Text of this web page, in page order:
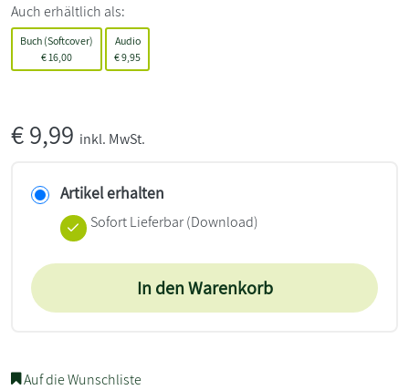
Auch erhältlich als:
Buch (Softcover)
€ 16,00
Audio
€9,95
€9,99 inkl. MwSt.
Artikel erhalten
Sofort Lieferbar (Download)
In den Warenkorb
Auf die Wunschliste